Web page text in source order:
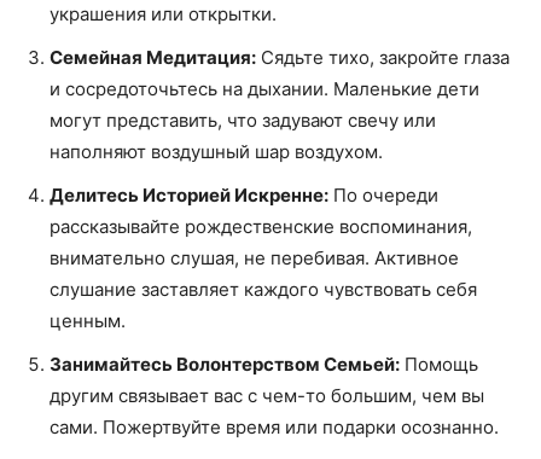
украшения или открытки.
Семейная Медитация: Сядьте тихо, закройте глаза
и сосредоточьтесь на дыхании. Маленькие дети
могут представить, что задувают свечу или
наполняют воздушный шар воздухом.
Делитесь Историей Искренне: По очереди
рассказывайте рождественские воспоминания,
внимательно слушая, не перебивая. Активное
слушание заставляет каждого чувствовать себя
ценным.
Занимайтесь Волонтерством Семьей: Помощь
другим связывает вас с чем-то большим, чем вы
сами. Пожертвуйте время или подарки осознанно.